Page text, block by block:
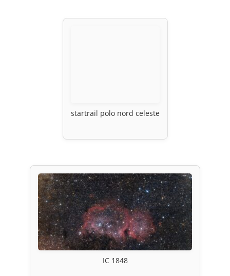
startrail polo nord celeste
IC 1848